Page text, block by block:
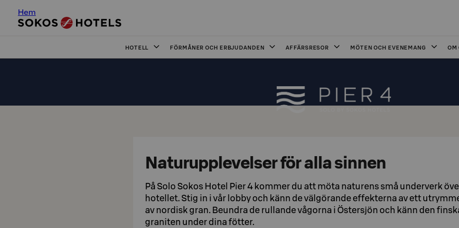
Hem
HOTELL FÖRMÅNER OCH ERBJUDANDEN AFFÄRSRESOR MÖTEN OCH EVENEMANG OM
Naturupplevelser för alla sinnen
På Solo Sokos Hotel Pier 4 kommer du att möta naturens små underverk
hotellet. Stig in i vår lobby och känn de välgörande effekterna av ett
av nordisk gran. Beundra de rullande vågorna i Östersjön och känn den
graniten under dina fötter.